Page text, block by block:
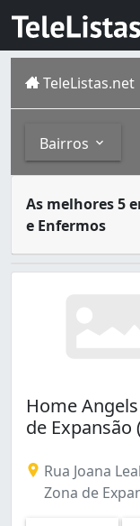
TeleListas.net
Bairros
As melhores 5
e Enfermos
A cidade de
Home
de Expansão
Rua Joana
Zona de